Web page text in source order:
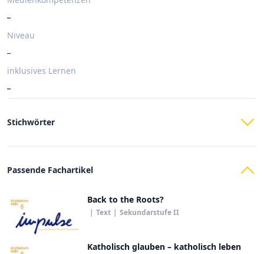
Niveau
inklusives Lernen
Stichwörter
Passende Fachartikel
Back to the Roots?
| Text | Sekundarstufe II
Katholisch glauben – katholisch leben